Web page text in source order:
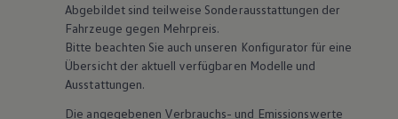
Abgebildet sind teilweise Sonderausstattungen der
Fahrzeuge gegen Mehrpreis.
Bitte beachten Sie auch unseren Konfigurator für eine
Übersicht der aktuell verfügbaren Modelle und
Ausstattungen.
Die angegebenen Verbrauchs- und Emissionswerte